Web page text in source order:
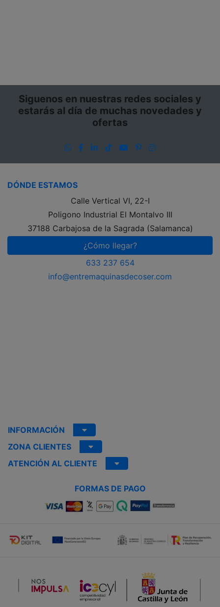
Siguenos en nuestras redes sociales y
estarás al día de muchas novedades y
ofertas
WhatsApp
Facebook
LinkedIn
TikTokYouTube
PinterestInstagram
DÓNDE ESTAMOS
Calle Vertical VI, 22-I
Poligono Industrial El Montalvo III
37188 Carbajosa de la Sagrada (Salamanca)
¿Cómo llegar?
633 237 654
info@entremaquinasdecoser.com
INFORMACIÓN
ZONA CLIENTES
ATENCIÓN AL CLIENTE
FORMAS DE PAGO